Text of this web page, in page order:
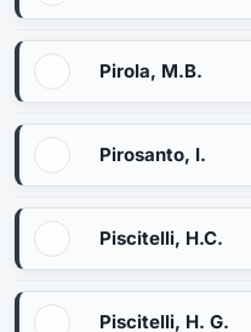
Pirola, M.B.
Pirosanto, I.
Piscitelli, H.C.
Piscitelli, H. G.